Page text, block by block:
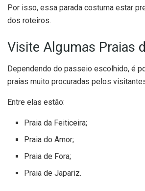
Por isso, essa parada costuma estar
dos roteiros.
Visite Algumas Praias
Dependendo do passeio escolhido, é
praias muito procuradas pelos
Entre elas estão:
Praia da Feiticeira;
Praia do Amor;
Praia de Fora;
Praia de Japariz.